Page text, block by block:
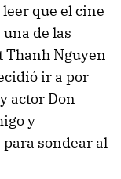
que el cine
de las
Nguyen
ir a por
actor Don
y
sondear al